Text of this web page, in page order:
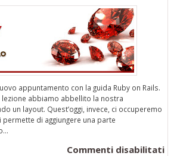
appuntamento con la guida Ruby on Rails.
abbiamo abbellito la nostra
un layout. Quest’oggi, invece, ci occuperemo
permette di aggiungere una parte
Commenti disabilitatisu